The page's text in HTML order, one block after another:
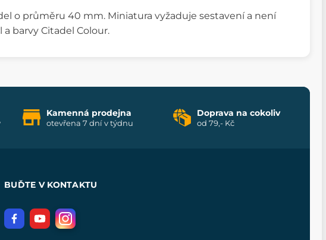
o průměru 40 mm. Miniatura vyžaduje sestavení a není
barvy Citadel Colour.
Kamenná prodejna
otevřena 7 dní v týdnu
Doprava na cokoliv
od 79,- Kč
BUĎTE V KONTAKTU